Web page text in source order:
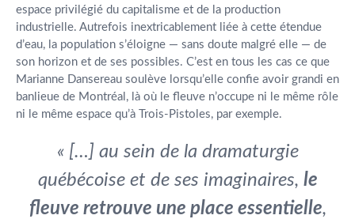
espace privilégié du capitalisme et de la production
industrielle. Autrefois inextricablement liée à cette étendue
d’eau, la population s’éloigne — sans doute malgré elle — de
son horizon et de ses possibles. C’est en tous les cas ce que
Marianne Dansereau soulève lorsqu’elle confie avoir grandi en
banlieue de Montréal, là où le fleuve n’occupe ni le même rôle
ni le même espace qu’à Trois-Pistoles, par exemple.
« […] au sein de la dramaturgie
québécoise et de ses imaginaires, le
fleuve retrouve une place essentielle,